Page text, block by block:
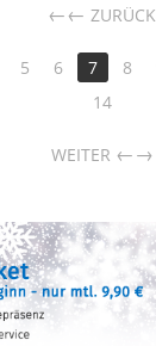
← ZURÜCK
5 6 7 8
14
WEITER →